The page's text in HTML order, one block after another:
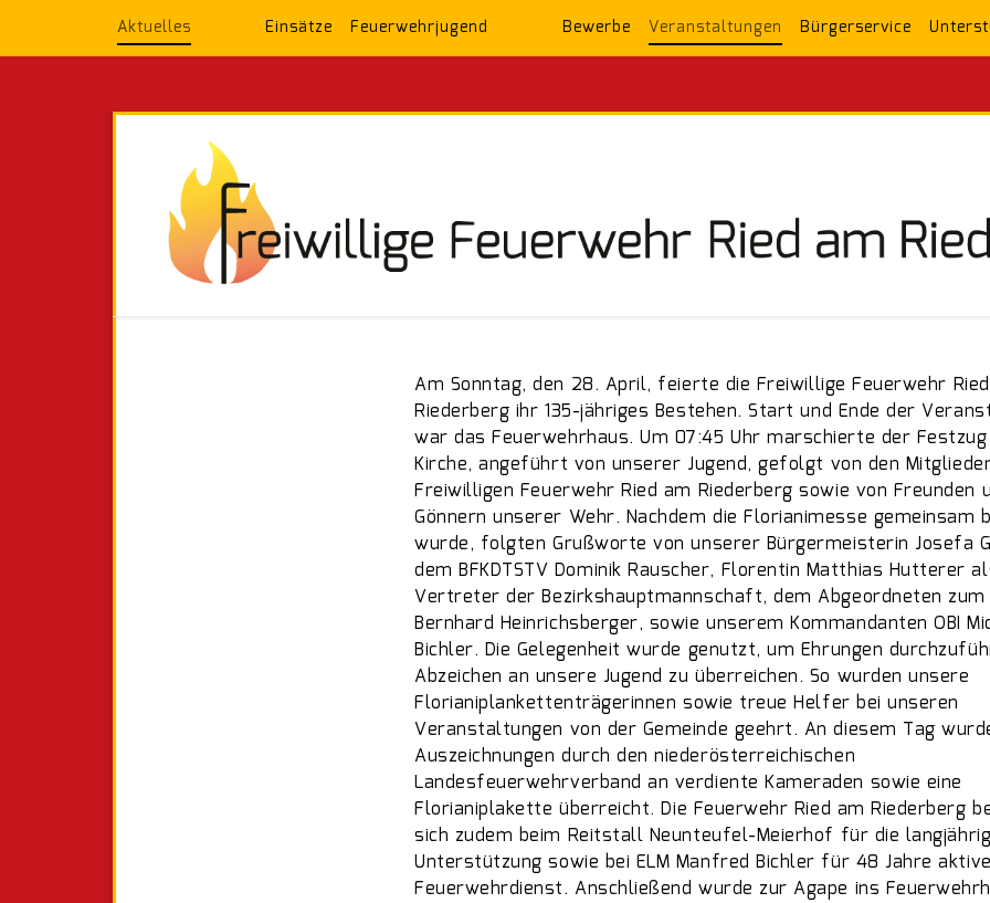
Aktuelles Einsätze Feuerwehrjugend Bewerbe Veranstaltungen Bürgerservice
Am Sonntag, den 28. April, feierte die Freiwillige Feuerwehr
Riederberg ihr 135-jähriges Bestehen. Start und Ende der
war das Feuerwehrhaus. Um 07:45 Uhr marschierte der
Kirche, angeführt von unserer Jugend, gefolgt von den
Freiwilligen Feuerwehr Ried am Riederberg sowie von Freunden
Gönnern unserer Wehr. Nachdem die Florianimesse gemeinsam
wurde, folgten Grußworte von unserer Bürgermeisterin Josefa
dem BFKDTSTV Dominik Rauscher, Florentin Matthias Hutterer
Vertreter der Bezirkshauptmannschaft, dem Abgeordneten zum
Bernhard Heinrichsberger, sowie unserem Kommandanten OBI
Bichler. Die Gelegenheit wurde genutzt, um Ehrungen
Abzeichen an unsere Jugend zu überreichen. So wurden unsere
Florianiplankettenträgerinnen sowie treue Helfer bei unseren
Veranstaltungen von der Gemeinde geehrt. An diesem Tag
Auszeichnungen durch den niederösterreichischen
Landesfeuerwehrverband an verdiente Kameraden sowie eine
Florianiplakette überreicht. Die Feuerwehr Ried am Riederberg
sich zudem beim Reitstall Neunteufel-Meierhof für die
Unterstützung sowie bei ELM Manfred Bichler für 48 Jahre
Feuerwehrdienst. Anschließend wurde zur Agape ins